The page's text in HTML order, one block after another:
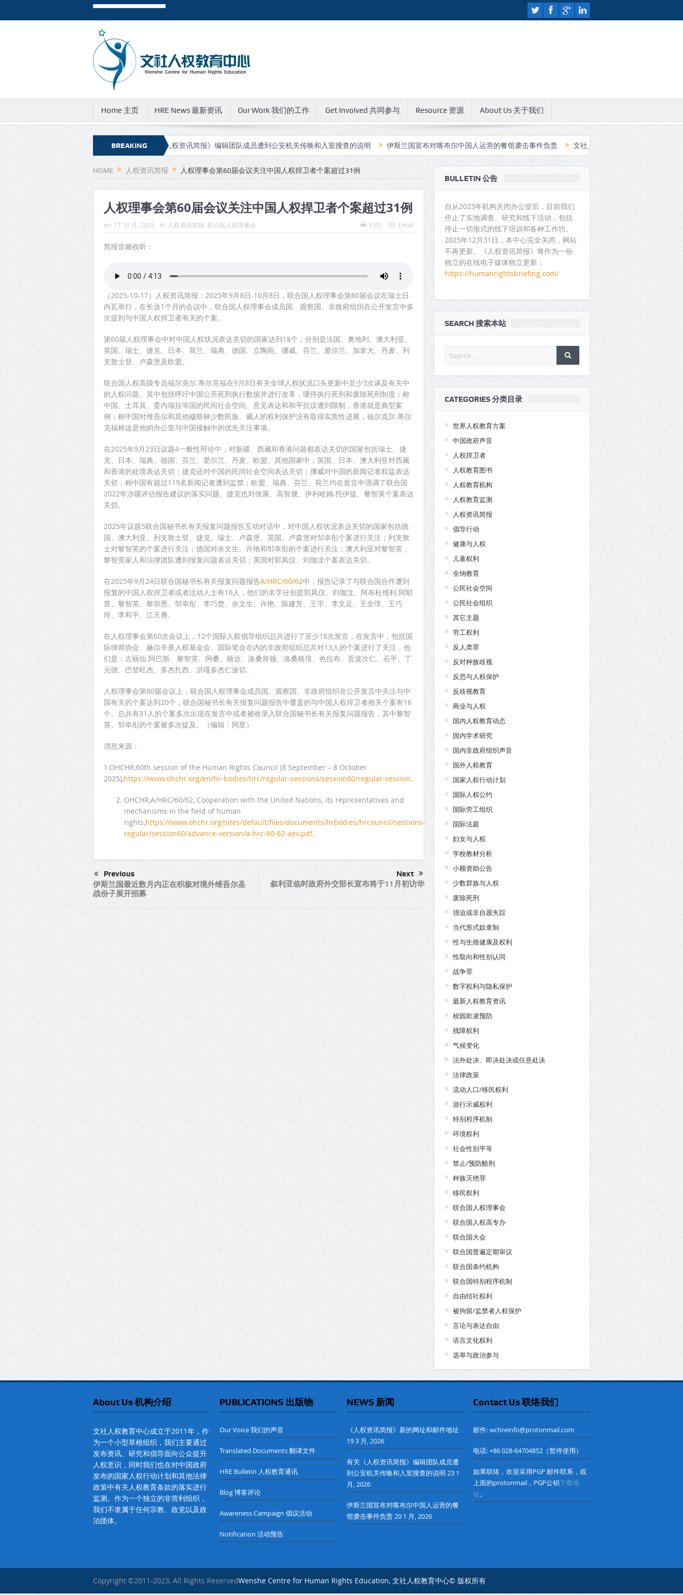
Home 主页 HRE News 最新资讯 Our Work 我们的工作 Get Involved 共同参与 Resource 资源 About Us 关于我们
BREAKING
NEWS
讯简报》新的网址和邮件地址 有关《人权资讯简报》编辑团队成员遭到公安机关传唤和入室搜查的说明 伊斯兰国宣布对喀布尔中国人运营的餐馆袭击事件负责 文社人权教育中心无限期关闭公告 中
HOME 人权资讯简报 人权理事会第60届会议关注中国人权捍卫者个案超过31例
人权理事会第60届会议关注中国人权捍卫者个案超过31例
on: 17 10 月, 2025 In: 人权资讯简报 联合国人权理事会 打印 Email
简报音频收听：
（2025-10-17）人权资讯简报：2025年9月8日-10月8日，联合国人权理事会第60届会议在瑞士日
内瓦举行，在长达1个月的会议中，联合国人权理事会成员国、观察国、非政府组织在公开发言中多
次提到与中国人权捍卫者有关的个案。
第60届人权理事会中对中国人权状况表达关切的国家达到18个，分别是法国、奥地利、澳大利亚、
英国、瑞士、捷克、日本、荷兰、瑞典、德国、立陶宛、挪威、芬兰、爱尔兰、加拿大、丹麦、列
支敦士登、卢森堡及欧盟。
联合国人权高级专员福尔克尔.蒂尔克福在9月8日有关全球人权状况口头更新中至少3次谈及有关中
的人权问题。其中包括呼吁中国公开死刑执行数据并进行改革，缓停执行死刑和废除死刑制度；称
中国、土耳其、委内瑞拉等国的民间社会空间、意见表达和和平抗议遭到限制，香港就是典型案
例；称中国对维吾尔和其他穆斯林少数民族、藏人的权利保护没有取得实质性进展，福尔克尔.蒂尔
克福称这是他的办公室与中国接触中的优先关注事项。
在2025年9月23日议题4一般性辩论中，对新疆、西藏和香港问题都表达关切的国家包括瑞士、捷
克、日本、瑞典、德国、芬兰、爱尔兰、丹麦、欧盟。其他国家中，英国、日本、澳大利亚对西藏
和香港的处境表达关切；捷克还对中国的民间社会空间表达关切；挪威对中国的新闻记者权益表达
关切，称中国有超过119名新闻记者遭到监禁；欧盟、瑞典、芬兰、荷兰均在发言中强调了联合国
2022年涉疆评估报告建议的落实问题。捷克也对张展、高智晟、伊利哈姆.托伊提、黎智英个案表达
关切。
2025年议题5联合国秘书长有关报复问题报告互动对话中，对中国人权状况表达关切的国家包括德
国、澳大利亚、列支敦士登、捷克、瑞士、卢森堡、英国。卢森堡对邹幸彤个案进行关注；列支敦
士对黎智英的个案进行关注；德国对余文生、许艳和邹幸彤的个案进行关注；澳大利亚对黎智英，
黎智英家人和法律团队遭到报复问题表达关切；英国对郭凤仪、刘珈汶个案表达关切。
在2025年9月24日联合国秘书长有关报复问题报告A/HRC/60/62中，报告记录了与联合国合作遭到
报复的中国人权捍卫者或者活动人士有16人，他们的名字分别是郭凤仪、刘珈汶、阿布杜维利.阿耶
普、黎智英、黎崇恩、邹幸彤、李巧楚、余文生、许艳、陈建芳、王宇、李文足、王全璋、王巧
玲、李和平、江天勇。
在人权理事会第60次会议上，12个国际人权倡导组织总共进行了至少18次发言，在发言中，包括国
际律师协会、赫尔辛基人权基金会、国际笔会在内的非政府组织总共对13人的个案进行了关注，他
们是：古丽仙.阿巴斯、黎智英、阿桑、顿达、洛桑肯顿、洛桑格培、色拉布、贡波次仁、石平、丁
元德、巴登旺杰、多杰扎西、洪嘎多杰仁波切。
人权理事会第60届会议上，联合国人权理事会成员国、观察国、非政府组织在公开发言中关注与中
国有关的个案达到20个，联合国秘书长有关报复问题报告中覆盖的与中国人权捍卫者相关个案有16
个。总共有31人的个案多次出现在发言中或者被收录入联合国秘书长有关报复问题报告，其中黎智
英、邹幸彤的个案被多次提及。（编辑：阿星）
消息来源：
1.OHCHR,60th session of the Human Rights Council (8 September – 8 October
2025),https://www.ohchr.org/en/hr-bodies/hrc/regular-sessions/session60/regular-session.
OHCHR,A/HRC/60/62, Cooperation with the United Nations, its representatives and
mechanisms in the field of human
rights,https://www.ohchr.org/sites/default/files/documents/hrbodies/hrcouncil/sessions-
regular/session60/advance-version/a-hrc-60-62-aev.pdf.
Previous
伊斯兰国最近数月内正在积极对境外维吾尔圣
战份子展开招募
Next
叙利亚临时政府外交部长宣布将于11月初访华
BULLETIN 公告
自从2023年机构关闭办公室后，目前我们
停止了实地调查、研究和线下活动，包括
停止一切形式的线下培训和各种工作坊。
2025年12月31日，本中心完全关闭，网站
不再更新。《人权资讯简报》将作为一份
独立的在线电子媒体独立更新：
https://humanrightsbriefing.com/
SEARCH 搜索本站
CATEGORIES 分类目录
世界人权教育方案
中国政府声音
人权捍卫者
人权教育图书
人权教育机构
人权教育监测
人权资讯简报
倡导行动
健康与人权
儿童权利
全纳教育
公民社会空间
公民社会组织
其它主题
劳工权利
反人类罪
反对种族歧视
反恐与人权保护
反歧视教育
商业与人权
国内人权教育动态
国内学术研究
国内非政府组织声音
国外人权教育
国家人权行动计划
国际人权公约
国际劳工组织
国际法庭
妇女与人权
学校教材分析
小额资助公告
少数群族与人权
废除死刑
强迫或非自愿失踪
当代形式奴隶制
性与生殖健康及权利
性取向和性别认同
战争罪
数字权利与隐私保护
最新人权教育资讯
校园欺凌预防
残障权利
气候变化
法外处决、即决处决或任意处决
法律政策
流动人口/移民权利
游行示威权利
特别程序机制
环境权利
社会性别平等
禁止/预防酷刑
种族灭绝罪
移民权利
联合国人权理事会
联合国人权高专办
联合国大会
联合国普遍定期审议
联合国条约机构
联合国特别程序机制
自由结社权利
被拘留/监禁者人权保护
言论与表达自由
语言文化权利
选举与政治参与
About Us 机构介绍
文社人权教育中心成立于2011年，作
为一个小型草根组织，我们主要通过
发布资讯、研究和倡导面向公众提升
人权意识，同时我们也在对中国政府
发布的国家人权行动计划和其他法律
政策中有关人权教育条款的落实进行
监测。作为一个独立的非营利组织，
我们不隶属于任何宗教、政党以及政
治团体。
PUBLICATIONS 出版物
Our Voice 我们的声音
Translated Documents 翻译文件
HRE Bulletin 人权教育通讯
Blog 博客评论
Awareness Campaign 倡议活动
Notification 活动预告
NEWS 新闻
《人权资讯简报》新的网址和邮件地址
19 3 月, 2026
有关《人权资讯简报》编辑团队成员遭
到公安机关传唤和入室搜查的说明 23 1
月, 2026
伊斯兰国宣布对喀布尔中国人运营的餐
馆袭击事件负责20 1 月, 2026
Contact Us 联络我们
邮件: wchreinfo@protonmail.com
电话: +86 028-64704852（暂停使用）
如果联络，欢迎采用PGP 邮件联系，或
上面的protonmail，PGP公钥下载地
址。
Copyright ©2011-2023, All Rights ReservedWenshe Centre for Human Rights Education, 文社人权教育中心© 版权所有